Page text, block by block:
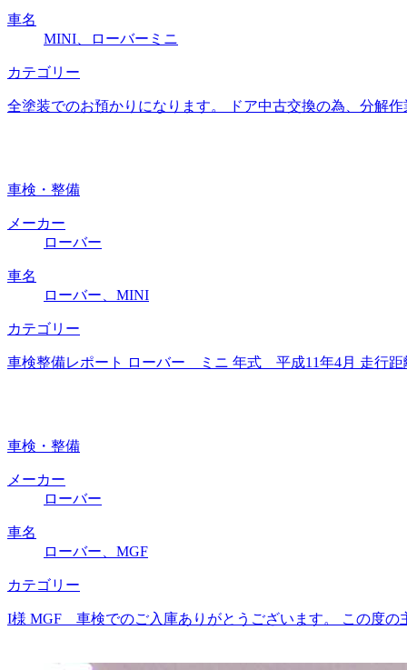
車名
MINI、ローバーミニ
カテゴリー
全塗装でのお預かりになります。 ドア中古交換の為、分解
車検・整備
メーカー
ローバー
車名
ローバー、MINI
カテゴリー
車検整備レポート ローバー ミニ 年式 平成11年4月 走行
車検・整備
メーカー
ローバー
車名
ローバー、MGF
カテゴリー
I様 MGF 車検でのご入庫ありがとうございます。 この度